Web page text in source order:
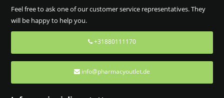
Feel free to ask one of our customer service representatives. They
will be happy to help you.
+31880111170
info@pharmacyoutlet.de